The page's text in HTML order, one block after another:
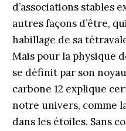
d’associations stables
autres façons d’être,
habillage de sa
Mais pour la physique
se définit par son
carbone 12 explique
notre univers, comme
dans les étoiles. Sans